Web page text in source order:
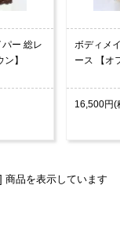
ー 総レ
】
ボディメ
ース 【オ
16,500円(
商品を表示しています